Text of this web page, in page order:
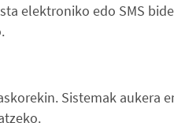
elektroniko edo SMS
Sistemak aukera